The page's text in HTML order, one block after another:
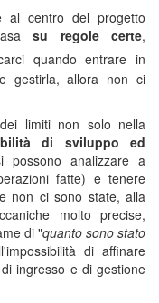
al centro del progetto
su regole certe,
quando entrare in
gestirla, allora non ci
limiti non solo nella
di sviluppo ed
possono analizzare a
fatte) e tenere
non ci sono state, alla
molto precise,
di "quanto sono stato
di affinare
ingresso e di gestione